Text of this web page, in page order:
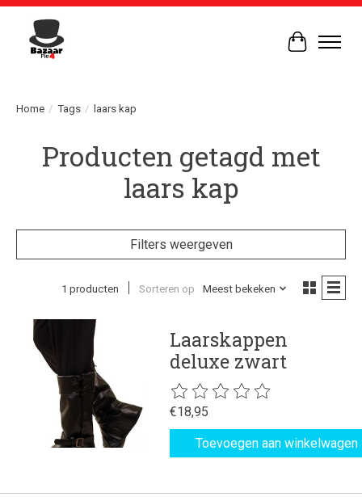
Home / Tags / laars kap
Producten getagd met
laars kap
Filters weergeven
1 producten Sorteren op Meest bekeken
Laarskappen
deluxe zwart
De beoordeling van dit product is
€18,95
Toevoegen aan winkelwagen